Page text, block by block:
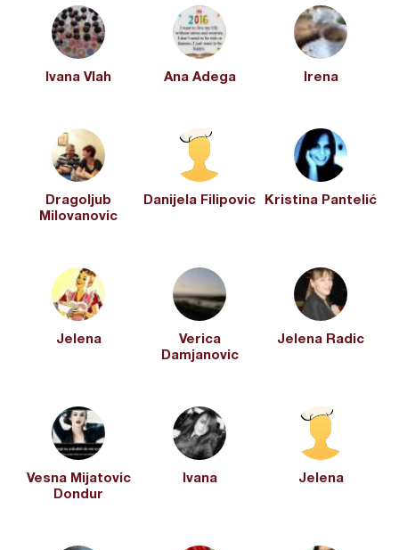
Ivana Vlah Ana Adega Irena
Dragoljub
Milovanovic
Danijela Filipovic Kristina Pantelić
Jelena
Verica
Damjanovic
Jelena Radic
Vesna Mijatovic
Dondur
Ivana Jelena